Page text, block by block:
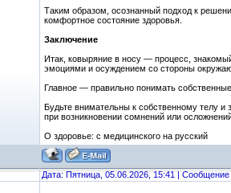
Таким образом, осознанный подход к
комфортное состояние здоровья.
Заключение
Итак, ковыряние в носу — процесс,
эмоциями и осуждением со стороны
Главное — правильно понимать
Будьте внимательны к собственному телу
при возникновении сомнений или
О здоровье: с медицинского на русский
Дата: Пятница, 05.06.2026, 15:41 | Сообщение